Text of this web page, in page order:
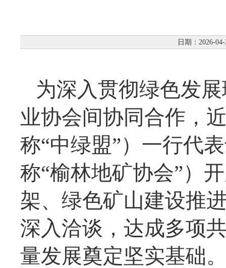
日期：2026-
为深入贯彻绿色发
业协会间协同合作，
称“中绿盟”）一行代
称“榆林地矿协会”）
架、绿色矿山建设推
深入洽谈，达成多项
量发展奠定坚实基础